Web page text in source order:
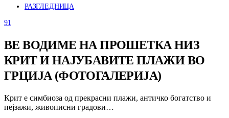
РАЗГЛЕДНИЦА
91
ВЕ ВОДИМЕ НА ПРОШЕТКА НИЗ
КРИТ И НАЈУБАВИТЕ ПЛАЖИ ВО
ГРЦИЈА (ФОТОГАЛЕРИЈА)
Крит е симбиоза од прекрасни плажи, античко богатство и
пејзажи, живописни градови…